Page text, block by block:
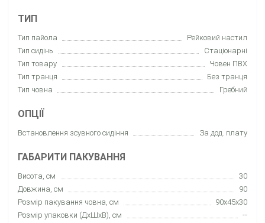
ТИП
Тип пайола
Рейковий настил
Тип сидінь
Стаціонарні
Тип товару
Човен ПВХ
Тип транця
Без транця
Тип човна
Гребний
ОПЦІЇ
Встановлення зсувного сидіння За дод. плату
ГАБАРИТИ ПАКУВАННЯ
Висота, см
30
Довжина, см
90
Розмір пакування човна, см
90x45x30
Розмір упаковки (ДхШхВ), см
--